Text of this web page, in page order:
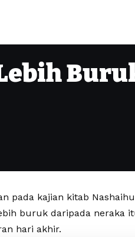
pada kajian kitab
buruk daripada neraka
hari akhir.